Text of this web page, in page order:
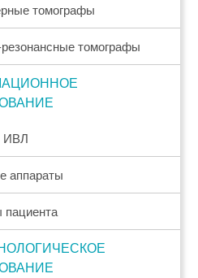
томографы
томографы
ИВЛ
аппараты